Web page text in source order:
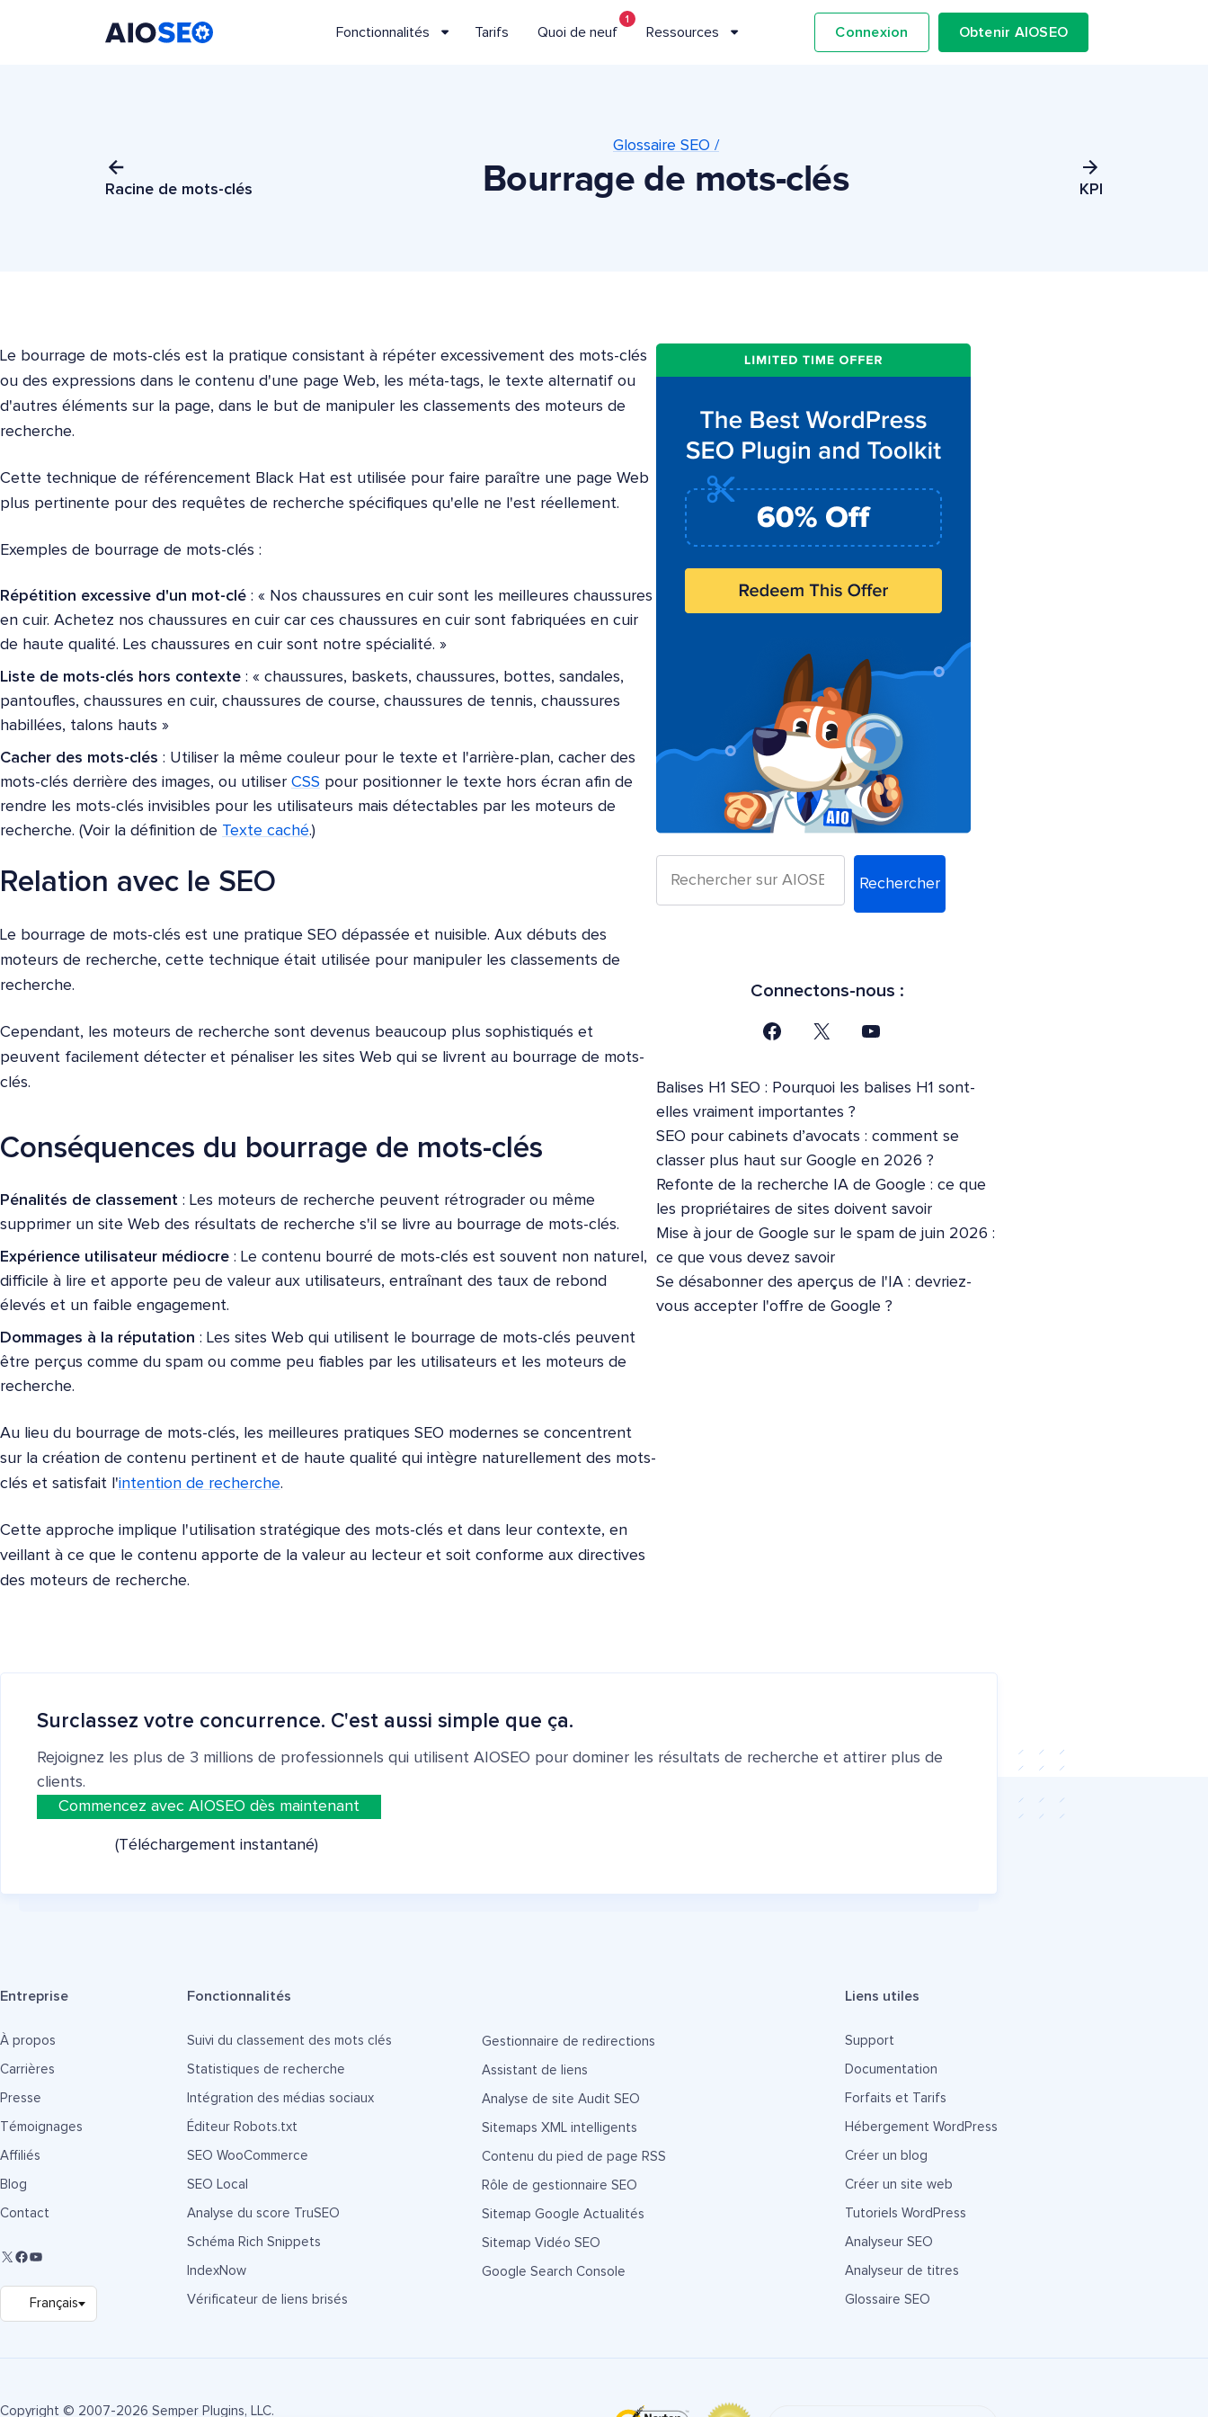
Fonctionnalités Tarifs Quoi de neuf
1
Ressources Connexion Obtenir AIOSEO
Racine de mots-clés
Glossaire SEO /
Bourrage de mots-clés KPI
Le bourrage de mots-clés est la pratique consistant à répéter excessivement des mots-clés
ou des expressions dans le contenu d'une page Web, les méta-tags, le texte alternatif ou
d'autres éléments sur la page, dans le but de manipuler les classements des moteurs de
recherche.
Cette technique de référencement Black Hat est utilisée pour faire paraître une page Web
plus pertinente pour des requêtes de recherche spécifiques qu'elle ne l'est réellement.
Exemples de bourrage de mots-clés :
Répétition excessive d'un mot-clé : « Nos chaussures en cuir sont les meilleures chaussures
en cuir. Achetez nos chaussures en cuir car ces chaussures en cuir sont fabriquées en cuir
de haute qualité. Les chaussures en cuir sont notre spécialité. »
Liste de mots-clés hors contexte : « chaussures, baskets, chaussures, bottes, sandales,
pantoufles, chaussures en cuir, chaussures de course, chaussures de tennis, chaussures
habillées, talons hauts »
Cacher des mots-clés : Utiliser la même couleur pour le texte et l'arrière-plan, cacher des
mots-clés derrière des images, ou utiliser CSS pour positionner le texte hors écran afin de
rendre les mots-clés invisibles pour les utilisateurs mais détectables par les moteurs de
recherche. (Voir la définition de Texte caché.)
Relation avec le SEO
Le bourrage de mots-clés est une pratique SEO dépassée et nuisible. Aux débuts des
moteurs de recherche, cette technique était utilisée pour manipuler les classements de
recherche.
Cependant, les moteurs de recherche sont devenus beaucoup plus sophistiqués et
peuvent facilement détecter et pénaliser les sites Web qui se livrent au bourrage de mots-
clés.
Conséquences du bourrage de mots-clés
Pénalités de classement : Les moteurs de recherche peuvent rétrograder ou même
supprimer un site Web des résultats de recherche s'il se livre au bourrage de mots-clés.
Expérience utilisateur médiocre : Le contenu bourré de mots-clés est souvent non naturel,
difficile à lire et apporte peu de valeur aux utilisateurs, entraînant des taux de rebond
élevés et un faible engagement.
Dommages à la réputation : Les sites Web qui utilisent le bourrage de mots-clés peuvent
être perçus comme du spam ou comme peu fiables par les utilisateurs et les moteurs de
recherche.
Au lieu du bourrage de mots-clés, les meilleures pratiques SEO modernes se concentrent
sur la création de contenu pertinent et de haute qualité qui intègre naturellement des mots-
clés et satisfait l'intention de recherche.
Cette approche implique l'utilisation stratégique des mots-clés et dans leur contexte, en
veillant à ce que le contenu apporte de la valeur au lecteur et soit conforme aux directives
des moteurs de recherche.
Rechercher
Connectons-nous :
Balises H1 SEO : Pourquoi les balises H1 sont-
elles vraiment importantes ?
SEO pour cabinets d’avocats : comment se
classer plus haut sur Google en 2026 ?
Refonte de la recherche IA de Google : ce que
les propriétaires de sites doivent savoir
Mise à jour de Google sur le spam de juin 2026 :
ce que vous devez savoir
Se désabonner des aperçus de l'IA : devriez-
vous accepter l'offre de Google ?
Surclassez votre concurrence. C'est aussi simple que ça.
Rejoignez les plus de 3 millions de professionnels qui utilisent AIOSEO pour dominer les résultats de recherche et attirer plus de
clients.
Commencez avec AIOSEO dès maintenant
(Téléchargement instantané)
Entreprise
À propos
Carrières
Presse
Témoignages
Affiliés
Blog
Contact
Fonctionnalités
Suivi du classement des mots clés
Statistiques de recherche
Intégration des médias sociaux
Éditeur Robots.txt
SEO WooCommerce
SEO Local
Analyse du score TruSEO
Schéma Rich Snippets
IndexNow
Vérificateur de liens brisés
Gestionnaire de redirections
Assistant de liens
Analyse de site Audit SEO
Sitemaps XML intelligents
Contenu du pied de page RSS
Rôle de gestionnaire SEO
Sitemap Google Actualités
Sitemap Vidéo SEO
Google Search Console
Liens utiles
Support
Documentation
Forfaits et Tarifs
Hébergement WordPress
Créer un blog
Créer un site web
Tutoriels WordPress
Analyseur SEO
Analyseur de titres
Glossaire SEO
Copyright © 2007-2026 Semper Plugins, LLC.